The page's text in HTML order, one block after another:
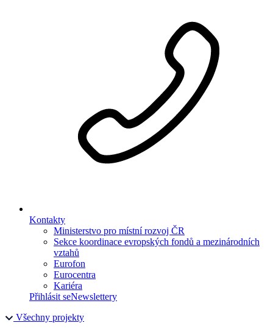
Kontakty
Ministerstvo pro místní rozvoj ČR
Sekce koordinace evropských fondů a mezinárodních
vztahů
Eurofon
Eurocentra
Kariéra
Přihlásit seNewslettery
Všechny projekty